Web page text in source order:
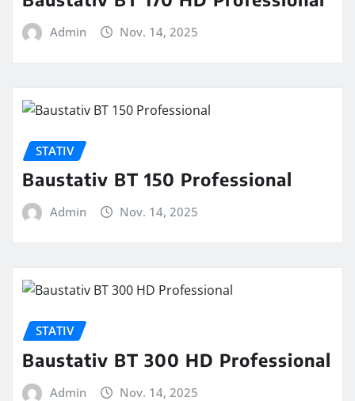
Admin Nov. 14, 2025
STATIV
Baustativ BT 150 Professional
Admin Nov. 14, 2025
STATIV
Baustativ BT 300 HD Professional
Admin Nov. 14, 2025